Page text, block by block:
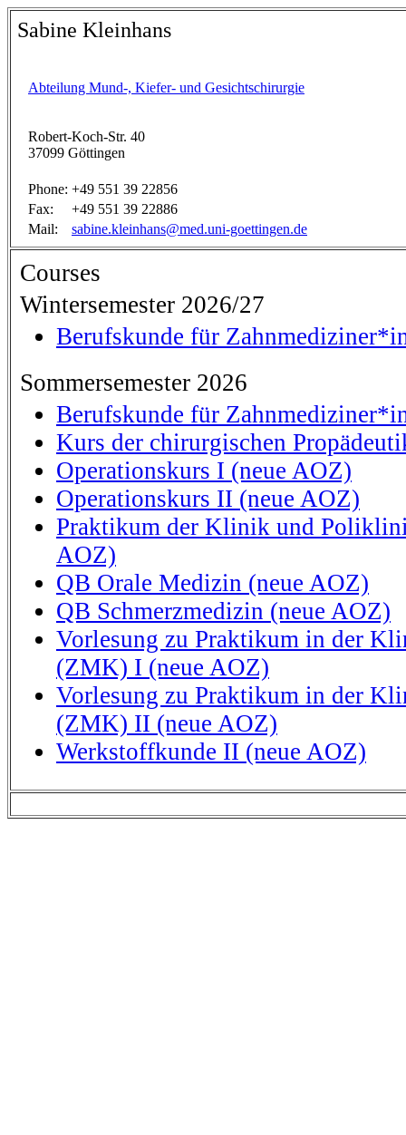
Sabine Kleinhans
Abteilung Mund-, Kiefer- und Gesichtschirurgie
Robert-Koch-Str. 40
37099 Göttingen
Phone: +49 551 39 22856
Fax:
+49 551 39 22886
Mail:
sabine.kleinhans@med.uni-goettingen.de
Courses
Wintersemester 2026/27
Berufskunde für
Sommersemester 2026
Berufskunde für
Kurs der chirurgischen
Operationskurs I (neue AOZ)
Operationskurs II (neue AOZ)
Praktikum der Klinik und
AOZ)
QB Orale Medizin (neue AOZ)
QB Schmerzmedizin (neue AOZ)
Vorlesung zu Praktikum in der
(ZMK) I (neue AOZ)
Vorlesung zu Praktikum in der
(ZMK) II (neue AOZ)
Werkstoffkunde II (neue AOZ)